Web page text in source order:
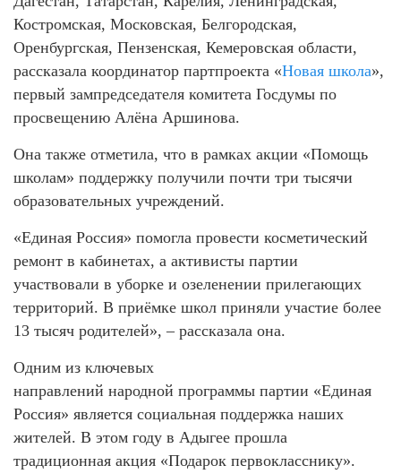
Костромская, Московская, Белгородская,
Оренбургская, Пензенская, Кемеровская области,
рассказала координатор партпроекта «Новая школа»,
первый зампредседателя комитета Госдумы по
просвещению Алёна Аршинова.
Она также отметила, что в рамках акции «Помощь
школам» поддержку получили почти три тысячи
образовательных учреждений.
«Единая Россия» помогла провести косметический
ремонт в кабинетах, а активисты партии
участвовали в уборке и озеленении прилегающих
территорий. В приёмке школ приняли участие более
13 тысяч родителей», – рассказала она.
Одним из ключевых
направлений народной программы партии «Единая
Россия» является социальная поддержка наших
жителей. В этом году в Адыгее прошла
традиционная акция «Подарок первокласснику».